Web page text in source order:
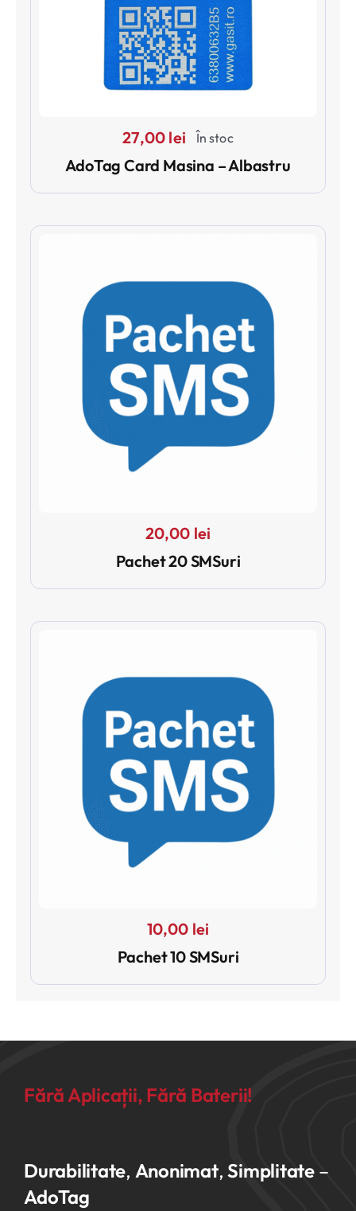
27,00 lei În stoc
AdoTag Card Masina – Albastru
20,00 lei
Pachet 20 SMSuri
10,00 lei
Pachet 10 SMSuri
Fără Aplicații, Fără Baterii!
Durabilitate, Anonimat,Simplitate–
AdoTag